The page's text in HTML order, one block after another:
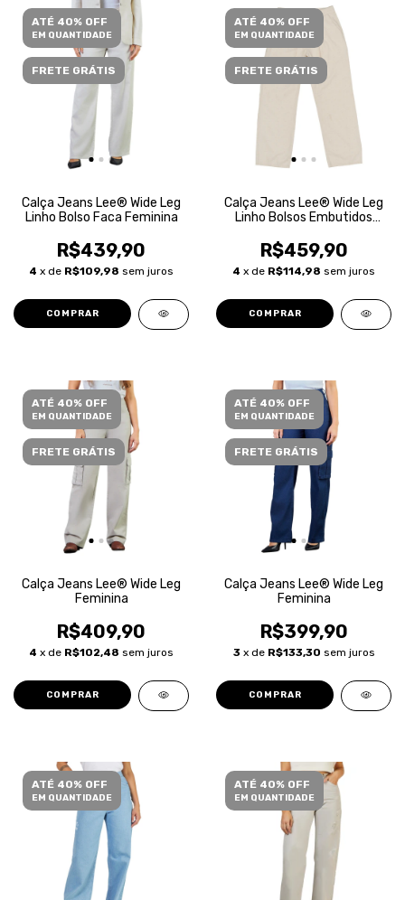
ATÉ 40% OFF
EM QUANTIDADE
FRETE GRÁTIS
Calça Jeans Lee® Wide Leg
Linho Bolso Faca Feminina
R$439,90
4 x de R$109,98 sem juros
COMPRAR
ATÉ 40% OFF
EM QUANTIDADE
FRETE GRÁTIS
Calça Jeans Lee® Wide Leg
Linho Bolsos Embutidos
R$459,90
4 x de R$114,98 sem juros
COMPRAR
ATÉ 40% OFF
EM QUANTIDADE
FRETE GRÁTIS
Calça Jeans Lee® Wide Leg
Feminina
R$409,90
4 x de R$102,48 sem juros
COMPRAR
ATÉ 40% OFF
EM QUANTIDADE
FRETE GRÁTIS
Calça Jeans Lee® Wide Leg
Feminina
R$399,90
3 x de R$133,30 sem juros
COMPRAR
ATÉ 40% OFF
EM QUANTIDADE
ATÉ 40% OFF
EM QUANTIDADE